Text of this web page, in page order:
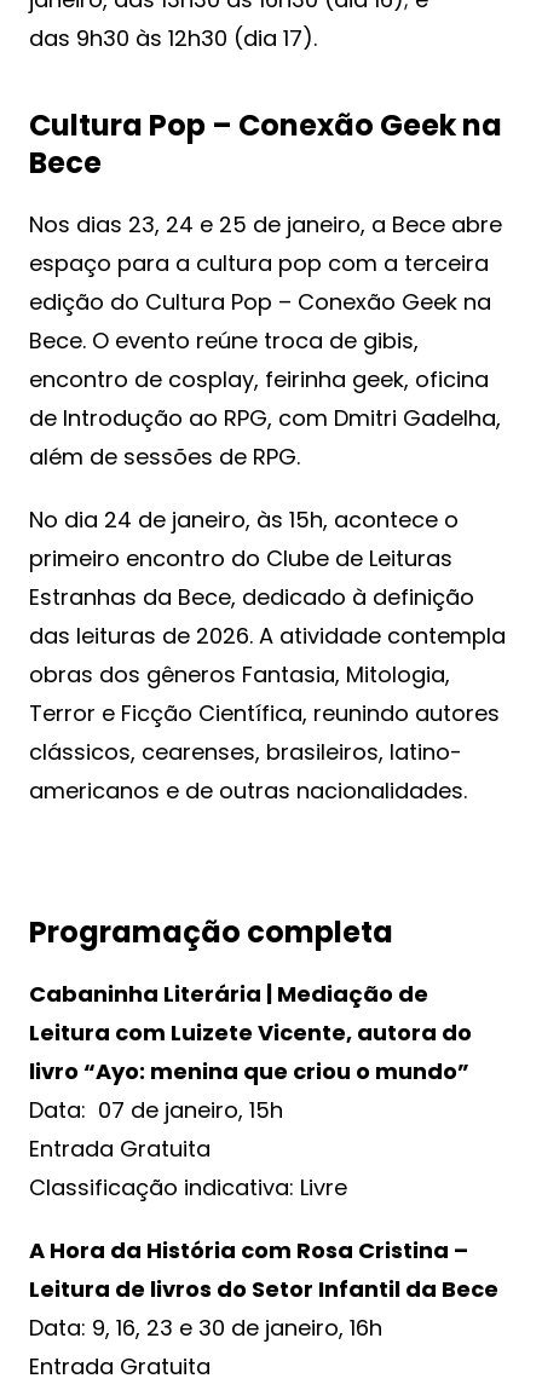
das 9h30 às 12h30 (dia 17).
Cultura Pop – Conexão Geek na
Bece
Nos dias 23, 24 e 25 de janeiro, a Bece abre
espaço para a cultura pop com a terceira
edição do Cultura Pop – Conexão Geek na
Bece. O evento reúne troca de gibis,
encontro de cosplay, feirinha geek, oficina
de Introdução ao RPG, com Dmitri Gadelha,
além de sessões de RPG.
No dia 24 de janeiro, às 15h, acontece o
primeiro encontro do Clube de Leituras
Estranhas da Bece, dedicado à definição
das leituras de 2026. A atividade contempla
obras dos gêneros Fantasia, Mitologia,
Terror e Ficção Científica, reunindo autores
clássicos, cearenses, brasileiros, latino-
americanos e de outras nacionalidades.
Programação completa
Cabaninha Literária | Mediação de
Leitura com Luizete Vicente, autora do
livro “Ayo: menina que criou o mundo”
Data: 07 de janeiro, 15h
Entrada Gratuita
Classificação indicativa: Livre
A Hora da História com Rosa Cristina –
Leitura de livros do Setor Infantil da Bece
Data: 9, 16, 23 e 30 de janeiro, 16h
Entrada Gratuita